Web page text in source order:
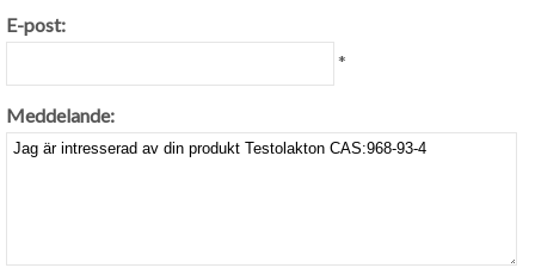
E-post:
*
Meddelande: